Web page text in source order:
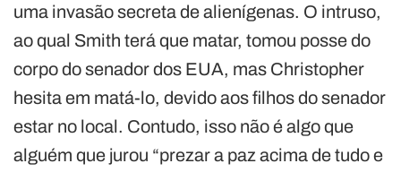
uma invasão secreta de alienígenas. O intruso,
ao qual Smith terá que matar, tomou posse do
corpo do senador dos EUA, mas Christopher
hesita em matá-lo, devido aos filhos do senador
estar no local. Contudo, isso não é algo que
alguém que jurou “prezar a paz acima de tudo e